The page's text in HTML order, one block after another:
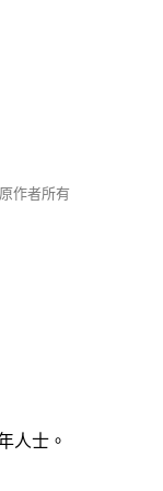
作者所有
人士。